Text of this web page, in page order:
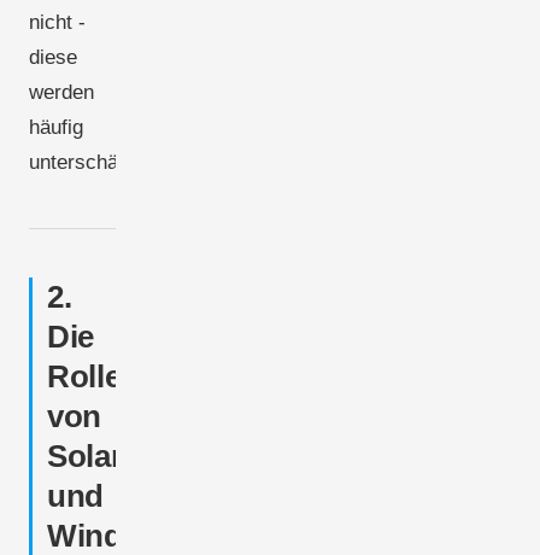
nicht -
diese
werden
häufig
unterschätzt.
2.
Die
Rolle
von
Solar
und
Wind: